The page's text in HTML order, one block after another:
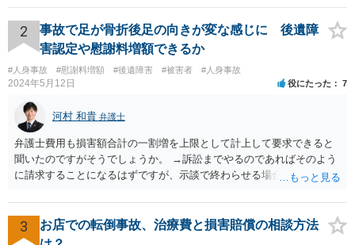
加害者に対する処罰感情など尋ねられるはずですので、率直にお答え
になるとよいと思います。
2
事故で足が骨折後足の向きが変な感じに 後遺障
害認定や慰謝料増額できるか
#人身事故 #慰謝料増額 #後遺障害 #被害者 #人身事故
2024年5月12日 役にたった 7
河村 和貴 弁護士
弁護士費用も損害額合計の一割増を上限として計上して要求できると
聞いたのですがそうでしょうか。 →訴訟までやるのであればそのよう
に請求することになるはずですが、示談で終わらせる場合には、そこ
ならほとんど充足できるか多くが返ってくるイメージなので頼むのも
いいかなと思うのですが。 →LAC基準でもそうかもしれませんし、交
通事故事案ではより定額の費用としている法律事務所も多いように思
3
お店での転倒事故、治療費と損害賠償の相談方法